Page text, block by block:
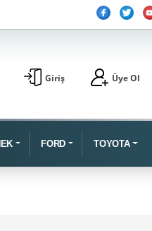
Giriş Üye Ol
FORD TOYOTA